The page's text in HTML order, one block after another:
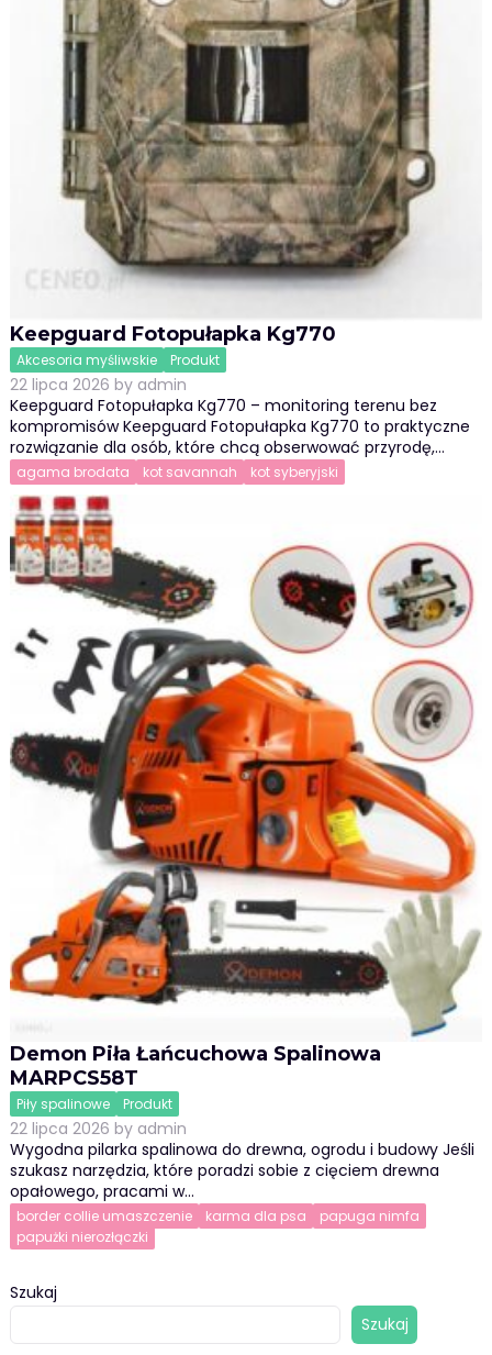
Keepguard Fotopułapka Kg770
Akcesoria myśliwskie Produkt
22 lipca 2026 by admin
Keepguard Fotopułapka Kg770 – monitoring terenu bez
kompromisów Keepguard Fotopułapka Kg770 to praktyczne
rozwiązanie dla osób, które chcą obserwować przyrodę,…
agama brodata kot savannah kot syberyjski
Demon Piła Łańcuchowa Spalinowa
MARPCS58T
Piły spalinowe Produkt
22 lipca 2026 by admin
Wygodna pilarka spalinowa do drewna, ogrodu i budowy Jeśli
szukasz narzędzia, które poradzi sobie z cięciem drewna
opałowego, pracami w…
border collie umaszczenie karma dla psa
papuga nimfa
papużki nierozłączki
Szukaj
Szukaj